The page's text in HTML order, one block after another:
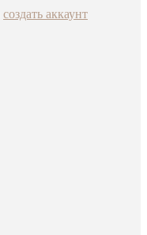
создать аккаунт